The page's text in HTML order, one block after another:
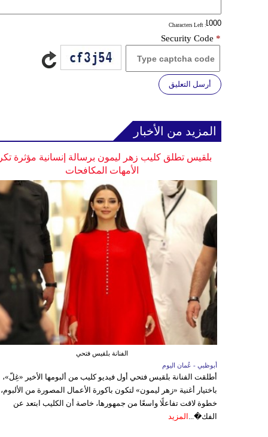
: Characters Left
Security Code *
أرسل التعليق
المزيد من الأخبار
بلقيس تطلق كليب زهر ليمون برسالة إنسانية مؤثرة
الأمهات المكافحات
الفنانة بلقيس فتحي
أبوظبي - عُمان اليوم
أطلقت الفنانة بلقيس فتحي أول فيديو كليب من ألبومها الأخير «غِلّ»،
باختيار أغنية «زهر ليمون» لتكون باكورة الأعمال المصورة من
خطوة لاقت تفاعلًا واسعًا من جمهورها، خاصة أن الكليب ابتعد عن
الفك�... المزيد